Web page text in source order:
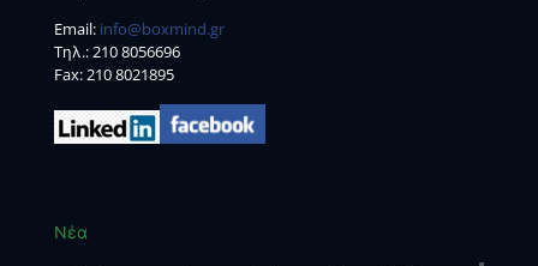
Email: info@boxmind.gr
Tηλ.:210 8056696
Fax: 210 8021895
Νέα